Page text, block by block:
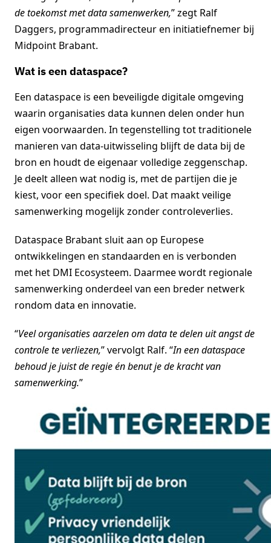
de toekomst met data samenwerken,” zegt Ralf
Daggers, programmadirecteur en initiatiefnemer bij
Midpoint Brabant.
Wat is een dataspace?
Een dataspace is een beveiligde digitale omgeving
waarin organisaties data kunnen delen onder hun
eigen voorwaarden. In tegenstelling tot traditionele
manieren van data-uitwisseling blijft de data bij de
bron en houdt de eigenaar volledige zeggenschap.
Je deelt alleen wat nodig is, met de partijen die je
kiest, voor een specifiek doel. Dat maakt veilige
samenwerking mogelijk zonder controleverlies.
Dataspace Brabant sluit aan op Europese
ontwikkelingen en standaarden en is verbonden
met het DMI Ecosysteem. Daarmee wordt regionale
samenwerking onderdeel van een breder netwerk
rondom data en innovatie.
“Veel organisaties aarzelen om data te delen uit angst de
controle te verliezen,” vervolgt Ralf. “In een dataspace
behoud je juist de regie én benut je de kracht van
samenwerking.”